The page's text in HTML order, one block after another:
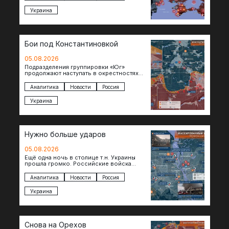
Украина
Бои под Константиновкой
05.08.2026
Подразделения группировки «Юг»
продолжают наступать в окрестностях
города. Пока на восточном фланге идут
ожесточенные бои за окраины…
Аналитика Новости Россия
Украина
Нужно больше ударов
05.08.2026
Ещё одна ночь в столице т.н. Украины
прошла громко. Российские войска
объекты и предприятия в Киеве и
окрестностях….
Аналитика Новости Россия
Украина
Снова на Орехов